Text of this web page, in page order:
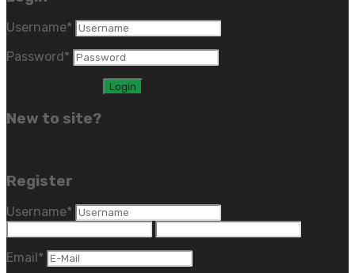
Username*
Password *
New to site?
Register
Username*
Email *